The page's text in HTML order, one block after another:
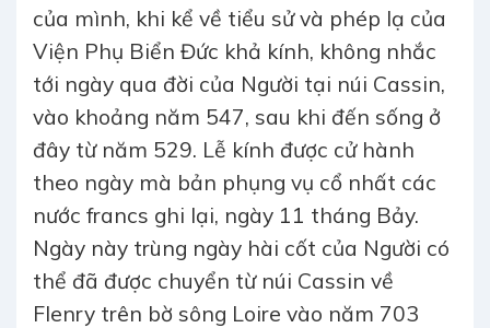
của mình, khi kể về tiểu sử và phép lạ của
Viện Phụ Biển Đức khả kính, không nhắc
tới ngày qua đời của Người tại núi Cassin,
vào khoảng năm 547, sau khi đến sống ở
đây từ năm 529. Lễ kính được cử hành
theo ngày mà bản phụng vụ cổ nhất các
nước francs ghi lại, ngày 11 tháng Bảy.
Ngày này trùng ngày hài cốt của Người có
thể đã được chuyển từ núi Cassin về
Flenry trên bờ sông Loire vào năm 703